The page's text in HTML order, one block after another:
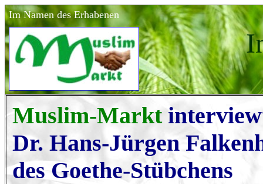
Im Namen des Erhabenen
Muslim-Markt
Dr. Hans-Jürgen
des Goethe-Stübchens